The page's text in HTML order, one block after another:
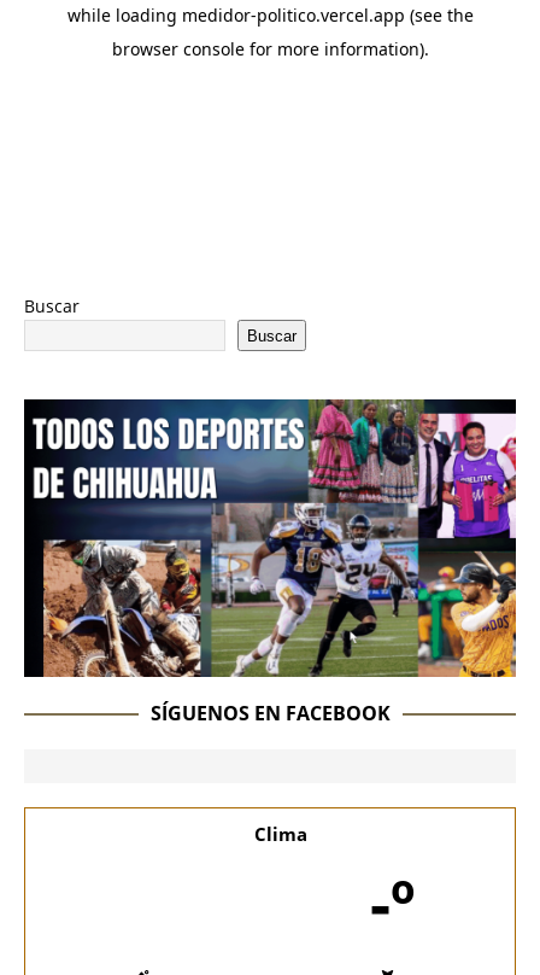
Buscar
Buscar
SÍGUENOS EN FACEBOOK
Clima
-º